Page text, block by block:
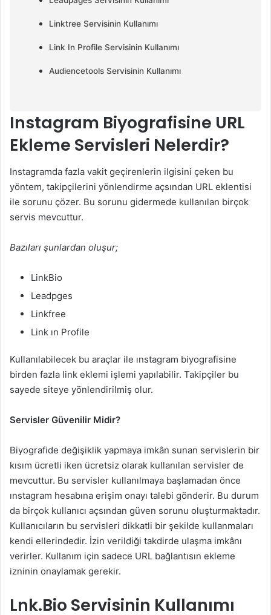
Linktree Servisinin Kullanımı
Link In Profile Servisinin Kullanımı
Audiencetools Servisinin Kullanımı
Instagram Biyografisine URL
Ekleme Servisleri Nelerdir?
Instagramda fazla vakit geçirenlerin ilgisini çeken bu
yöntem, takipçilerini yönlendirme açsından URL eklentisi
ile sorunu çözer. Bu sorunu gidermede kullanılan birçok
servis mevcuttur.
Bazıları şunlardan oluşur;
LinkBio
Leadpges
Linkfree
Link ın Profile
Kullanılabilecek bu araçlar ile ınstagram biyografisine
birden fazla link eklemi işlemi yapılabilir. Takipçiler bu
sayede siteye yönlendirilmiş olur.
Servisler Güvenilir Midir?
Biyografide değişiklik yapmaya imkân sunan servislerin bir
kısım ücretli iken ücretsiz olarak kullanılan servisler de
mevcuttur. Bu servisler kullanılmaya başlamadan önce
ınstagram hesabına erişim onayı talebi gönderir. Bu durum
da birçok kullanıcı açsından güven sorunu oluşturmaktadır.
Kullanıcıların bu servisleri dikkatli bir şekilde kullanmaları
kendi ellerindedir. İzin verildiği takdirde ulaşma imkânı
verirler. Kullanım için sadece URL bağlantısın ekleme
izninin onaylamak gerekir.
Lnk.Bio Servisinin Kullanımı